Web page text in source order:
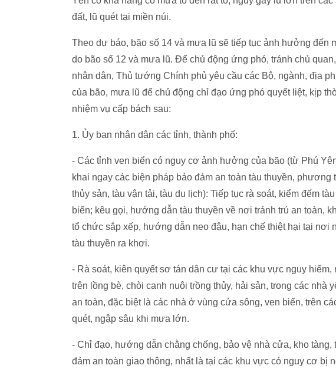
đất, lũ quét tại miền núi.
Theo dự báo, bão số 14 và mưa lũ sẽ tiếp tục ảnh hưởng đến
do bão số 12 và mưa lũ. Để chủ động ứng phó, tránh chủ
nhân dân, Thủ tướng Chính phủ yêu cầu các Bộ, ngành, địa
của bão, mưa lũ để chủ động chỉ đạo ứng phó quyết liệt, kịp
nhiệm vụ cấp bách sau:
1. Ủy ban nhân dân các tỉnh, thành phố:
- Các tỉnh ven biển có nguy cơ ảnh hưởng của bão (từ Phú
khai ngay các biện pháp bảo đảm an toàn tàu thuyền, phương
thủy sản, tàu vận tải, tàu du lịch): Tiếp tục rà soát, kiểm đếm
biển; kêu gọi, hướng dẫn tàu thuyền về nơi tránh trú an toàn,
tổ chức sắp xếp, hướng dẫn neo đậu, hạn chế thiệt hại tại nơi
tàu thuyền ra khơi.
- Rà soát, kiên quyết sơ tán dân cư tại các khu vực nguy
trên lồng bè, chòi canh nuôi trồng thủy, hải sản, trong các nhà
an toàn, đặc biệt là các nhà ở vùng cửa sông, ven biển, trên
quét, ngập sâu khi mưa lớn.
- Chỉ đạo, hướng dẫn chằng chống, bảo vệ nhà cửa, kho
đảm an toàn giao thông, nhất là tại các khu vực có nguy cơ bị